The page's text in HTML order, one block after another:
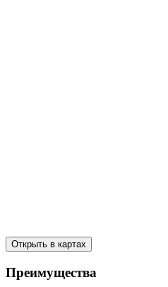
Открыть в картах
Преимущества